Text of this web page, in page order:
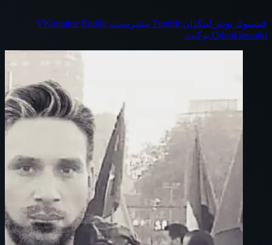
فيسبوك تويتر لينكدإن بينتيريست
Odnoklassniki بوكيت